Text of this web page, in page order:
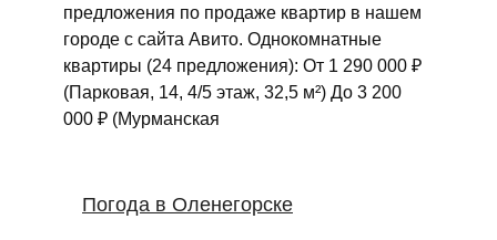
предложения по продаже квартир в нашем
городе с сайта Авито. Однокомнатные
квартиры (24 предложения): От 1 290 000 ₽
(Парковая, 14, 4/5 этаж, 32,5 м²) До 3 200
000 ₽ (Мурманская
Погода в Оленегорске